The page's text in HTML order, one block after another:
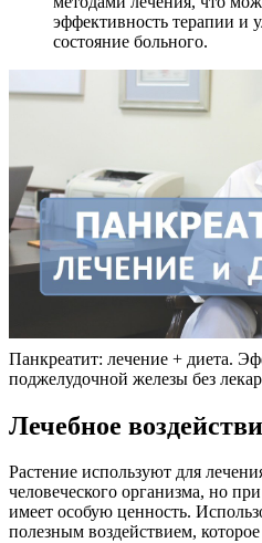
эффективность терапии и
состояние больного.
Панкреатит: лечение + диета.
поджелудочной железы без
Лечебное
Растение используют для
человеческого организма, но
имеет особую ценность.
полезным воздействием,